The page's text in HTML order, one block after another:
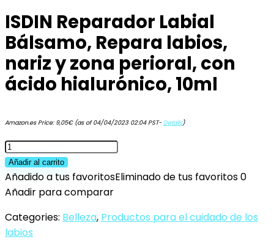
ISDIN Reparador Labial
Bálsamo, Repara labios,
nariz y zona perioral, con
ácido hialurónico, 10ml
Amazon.es Price: 9,05€(as of 04/04/2023 02:04 PST-Details)
ISDIN
Reparador
Labial
Bálsamo,
labios,
nariz
Añadir al carrito
Añadido a tus favoritosEliminado de tus favoritos0
Añadir para comparar
Categories: Belleza, Productos para el cuidado de los
labios